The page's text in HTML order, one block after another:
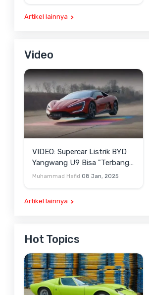
Artikel lainnya
Video
VIDEO: Supercar Listrik BYD
Yangwang U9 Bisa "Terbang"
Lewati Rintangan
Muhammad Hafid 08 Jan, 2025
Artikel lainnya
Hot Topics